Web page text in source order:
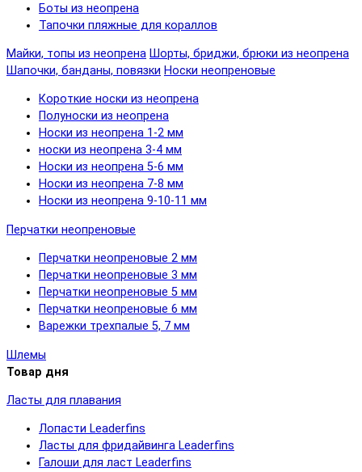
Боты из неопрена
Тапочки пляжные для кораллов
Майки, топы из неопрена Шорты, бриджи, брюки из неопрена
Шапочки, банданы, повязки Носки неопреновые
Короткие носки из неопрена
Полуноски из неопрена
Носки из неопрена 1-2 мм
носки из неопрена 3-4 мм
Носки из неопрена 5-6 мм
Носки из неопрена 7-8 мм
Носки из неопрена 9-10-11 мм
Перчатки неопреновые
Перчатки неопреновые 2 мм
Перчатки неопреновые 3 мм
Перчатки неопреновые 5 мм
Перчатки неопреновые 6 мм
Варежки трехпалые 5, 7 мм
Шлемы
Товар дня
Ласты для плавания
Лопасти Leaderfins
Ласты для фридайвинга Leaderfins
Галоши для ласт Leaderfins